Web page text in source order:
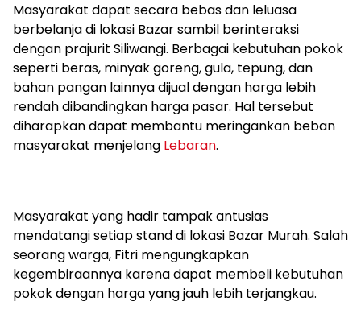
Masyarakat dapat secara bebas dan leluasa
berbelanja di lokasi Bazar sambil berinteraksi
dengan prajurit Siliwangi. Berbagai kebutuhan pokok
seperti beras, minyak goreng, gula, tepung, dan
bahan pangan lainnya dijual dengan harga lebih
rendah dibandingkan harga pasar. Hal tersebut
diharapkan dapat membantu meringankan beban
masyarakat menjelang Lebaran.
Masyarakat yang hadir tampak antusias
mendatangi setiap stand di lokasi Bazar Murah. Salah
seorang warga, Fitri mengungkapkan
kegembiraannya karena dapat membeli kebutuhan
pokok dengan harga yang jauh lebih terjangkau.